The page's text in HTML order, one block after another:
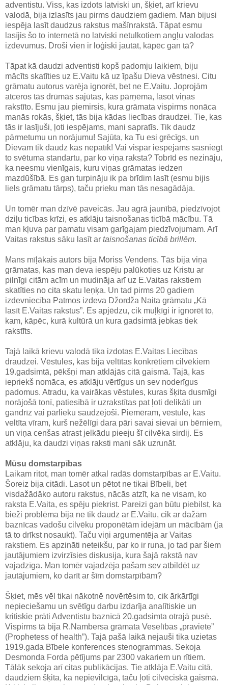
adventistu. Viss, kas izdots latviski un, šķiet, arī krievu
valodā, bija izlasīts jau pirms daudziem gadiem. Man bijusi
iespēja lasīt daudzus rakstus mašīnrakstā. Tāpat esmu
lasījis šo to internetā no latviski netulkotiem angļu valodas
izdevumus. Droši vien ir loģiski jautāt, kāpēc gan tā?
Tāpat kā daudzi adventisti kopš padomju laikiem, biju
mācīts skatīties uz E.Vaitu kā uz īpašu Dieva vēstnesi. Citu
grāmatu autorus varēja ignorēt, bet ne E.Vaitu. Joprojām
atceros tās drūmās sajūtas, kas pārņēma, lasot viņas
rakstīto. Esmu jau piemirsis, kura grāmata vispirms nonāca
manās rokās, šķiet, tās bija kādas liecības draudzei. Tie, kas
tās ir lasījuši, ļoti iespējams, mani sapratīs. Tik daudz
pārmetumu un norājumu! Sajūta, ka Tu esi grēcīgs, un
Dievam tik daudz kas nepatīk! Vai vispār iespējams sasniegt
to svētuma standartu, par ko viņa raksta? Tobrīd es nezināju,
ka neesmu vienīgais, kuru viņas grāmatas iedzen
mazdūšībā. Es gan turpināju ik pa brīdim lasīt (esmu bijis
liels grāmatu tārps), taču prieku man tās nesagādāja.
Un tomēr man dzīvē paveicās. Jau agrā jaunībā, piedzīvojot
dziļu ticības krīzi, es atklāju taisnošanas ticībā mācību. Tā
man kļuva par pamatu visam garīgajam piedzīvojumam. Arī
Vaitas rakstus sāku lasīt ar taisnošanas ticībā brillēm.
Mans mīļākais autors bija Moriss Vendens. Tās bija viņa
grāmatas, kas man deva iespēju palūkoties uz Kristu ar
pilnīgi citām acīm un mudināja arī uz E.Vaitas rakstiem
skatīties no cita skatu leņķa. Un tad pirms 20 gadiem
izdevniecība Patmos izdeva Džordža Naita grāmatu „Kā
lasīt E.Vaitas rakstus”. Es apjēdzu, cik muļķīgi ir ignorēt to,
kam, kāpēc, kurā kultūrā un kura gadsimtā jebkas tiek
rakstīts.
Tajā laikā krievu valodā tika izdotas E.Vaitas Liecības
draudzei. Vēstules, kas bija veltītas konkrētiem cilvēkiem
19.gadsimtā, pēkšņi man atklājās citā gaismā. Tajā, kas
iepriekš nomāca, es atklāju vērtīgus un sev noderīgus
padomus. Atradu, ka vairākas vēstules, kuras šķita dusmīgi
norājošā tonī, patiesībā ir uzrakstītas pat ļoti delikāti un
gandrīz vai pārlieku saudzējoši. Piemēram, vēstule, kas
veltīta vīram, kurš nežēlīgi dara pāri savai sievai un bērniem,
un viņa cenšas atrast jelkādu pieeju šī cilvēka sirdij. Es
atklāju, ka daudzi viņas raksti mani sāk uzrunāt.
Mūsu domstarpības
Laikam ritot, man tomēr atkal radās domstarpības ar E.Vaitu.
Šoreiz bija citādi. Lasot un pētot ne tikai Bībeli, bet
visdažādāko autoru rakstus, nācās atzīt, ka ne visam, ko
raksta E.Vaita, es spēju piekrist. Pareizi gan būtu piebilst, ka
bieži problēma bija ne tik daudz ar E.Vaitu, cik ar dažām
baznīcas vadošu cilvēku proponētām idejām un mācībām (ja
tā to drīkst nosaukt). Taču viņi argumentēja ar Vaitas
rakstiem. Es apzināti neteikšu, par ko ir runa, jo tad par šiem
jautājumiem izvirzīsies diskusija, kura šajā rakstā nav
vajadzīga. Man tomēr vajadzēja pašam sev atbildēt uz
jautājumiem, ko darīt ar šīm domstarpībām?
Šķiet, mēs vēl tikai nākotnē novērtēsim to, cik ārkārtīgi
nepieciešamu un svētīgu darbu izdarīja analītiskie un
kritiskie prāti Adventistu baznīcā 20.gadsimta otrajā pusē.
Vispirms tā bija R.Nambersa grāmata Veselības „praviete”
(Prophetess of health”). Tajā pašā laikā nejauši tika uzietas
1919.gada Bībele konferences stenogrammas. Sekoja
Desmonda Forda pētījums par 2300 vakariem un rītiem.
Tālāk sekoja arī citas publikācijas. Tie atklāja E.Vaitu citā,
daudziem šķita, ka nepievilcīgā, taču ļoti cilvēciskā gaismā.